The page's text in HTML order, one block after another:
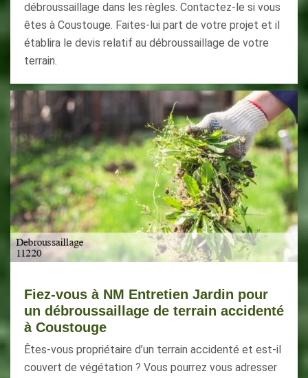
débroussaillage dans les règles. Contactez-le si vous
êtes à Coustouge. Faites-lui part de votre projet et il
établira le devis relatif au débroussaillage de votre
terrain.
Fiez-vous à NM Entretien Jardin pour
un débroussaillage de terrain accidenté
à Coustouge
Êtes-vous propriétaire d’un terrain accidenté et est-il
couvert de végétation ? Vous pourrez vous adresser